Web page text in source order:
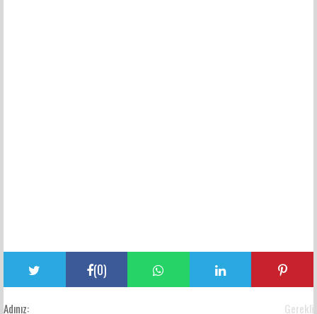
(0)
Adınız: Gerekli